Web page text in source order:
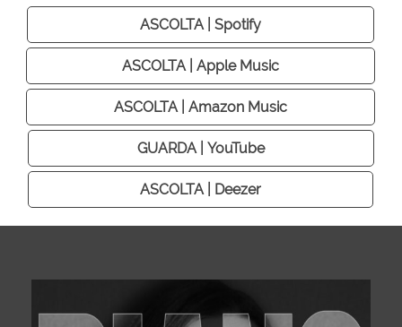
ASCOLTA | Spotify
ASCOLTA | Apple Music
ASCOLTA | Amazon Music
GUARDA | YouTube
ASCOLTA | Deezer